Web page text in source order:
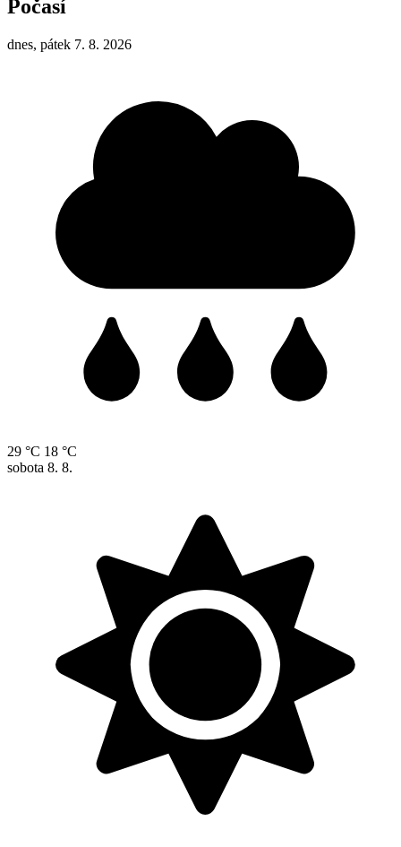
Počasí
dnes, pátek 7. 8. 2026
29 °C 18 °C
sobota 8. 8.